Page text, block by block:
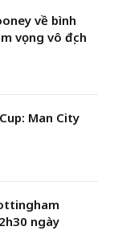
về bình
vọng vô địch
Man City
ngày